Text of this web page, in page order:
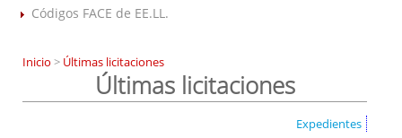
Códigos FACE de EE.LL.
Inicio > Últimas licitaciones
Últimas licitaciones
Expedientes